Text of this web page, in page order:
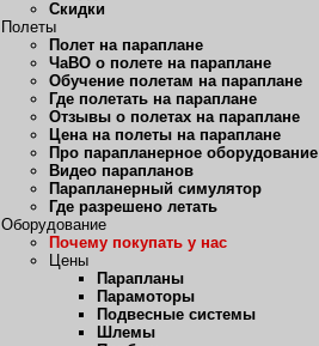
Скидки
Полеты
Полет на параплане
ЧаВО о полете на параплане
Обучение полетам на параплане
Где полетать на параплане
Отзывы о полетах на параплане
Цена на полеты на параплане
Про парапланерное оборудование
Видео парапланов
Парапланерный симулятор
Где разрешено летать
Оборудование
Почему покупать у нас
Цены
Парапланы
Парамоторы
Подвесные системы
Шлемы